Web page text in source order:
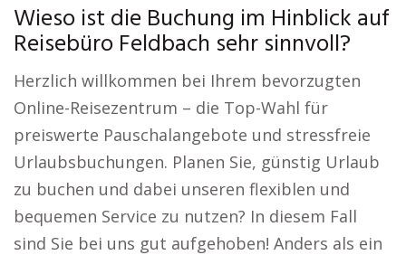
Wieso ist die Buchung im Hinblick auf
Reisebüro Feldbach sehr sinnvoll?
Herzlich willkommen bei Ihrem bevorzugten
Online-Reisezentrum – die Top-Wahl für
preiswerte Pauschalangebote und stressfreie
Urlaubsbuchungen. Planen Sie, günstig Urlaub
zu buchen und dabei unseren flexiblen und
bequemen Service zu nutzen? In diesem Fall
sind Sie bei uns gut aufgehoben! Anders als ein